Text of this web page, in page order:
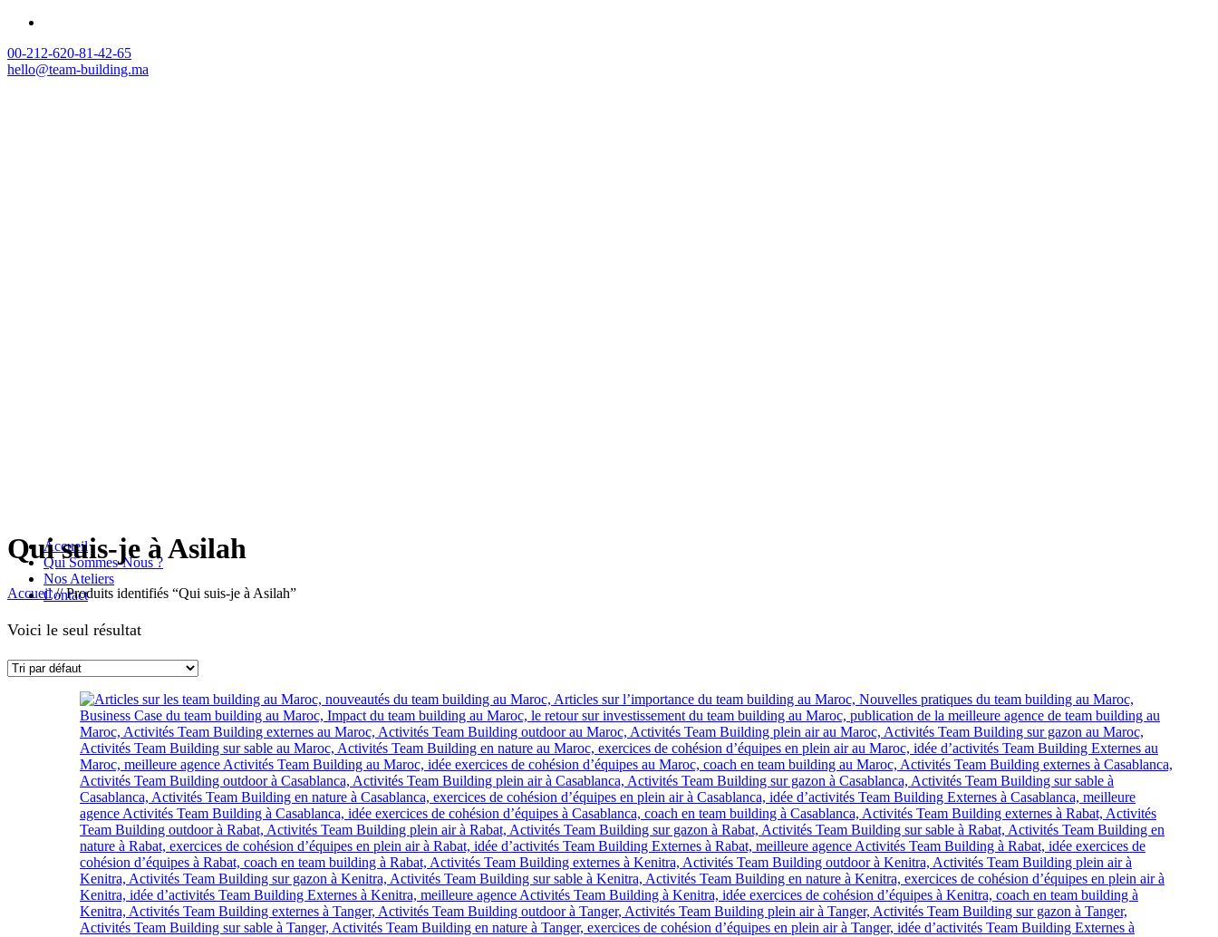
00-212-620-81-42-65
hello@team-building.ma
Accueil
Qui Sommes-Nous ?
Nos Ateliers
Contact
Qui suis-je à Asilah
Accueil//Produits identifiés “Qui suis-je à Asilah”
Voici le seul résultat